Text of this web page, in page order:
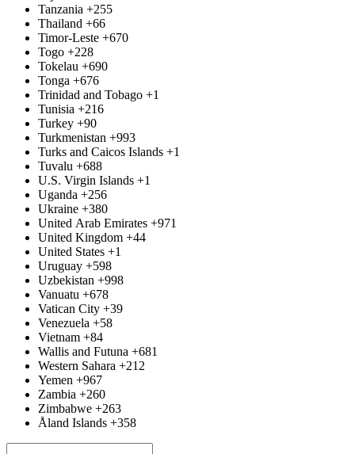
Tanzania +255
Thailand +66
Timor-Leste +670
Togo +228
Tokelau +690
Tonga +676
Trinidad and Tobago +1
Tunisia +216
Turkey +90
Turkmenistan +993
Turks and Caicos Islands +1
Tuvalu +688
U.S. Virgin Islands +1
Uganda +256
Ukraine +380
United Arab Emirates +971
United Kingdom +44
United States +1
Uruguay +598
Uzbekistan +998
Vanuatu +678
Vatican City +39
Venezuela +58
Vietnam +84
Wallis and Futuna +681
Western Sahara +212
Yemen +967
Zambia +260
Zimbabwe +263
Åland Islands +358